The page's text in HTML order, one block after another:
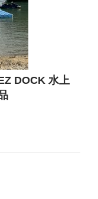
DOCK 水上